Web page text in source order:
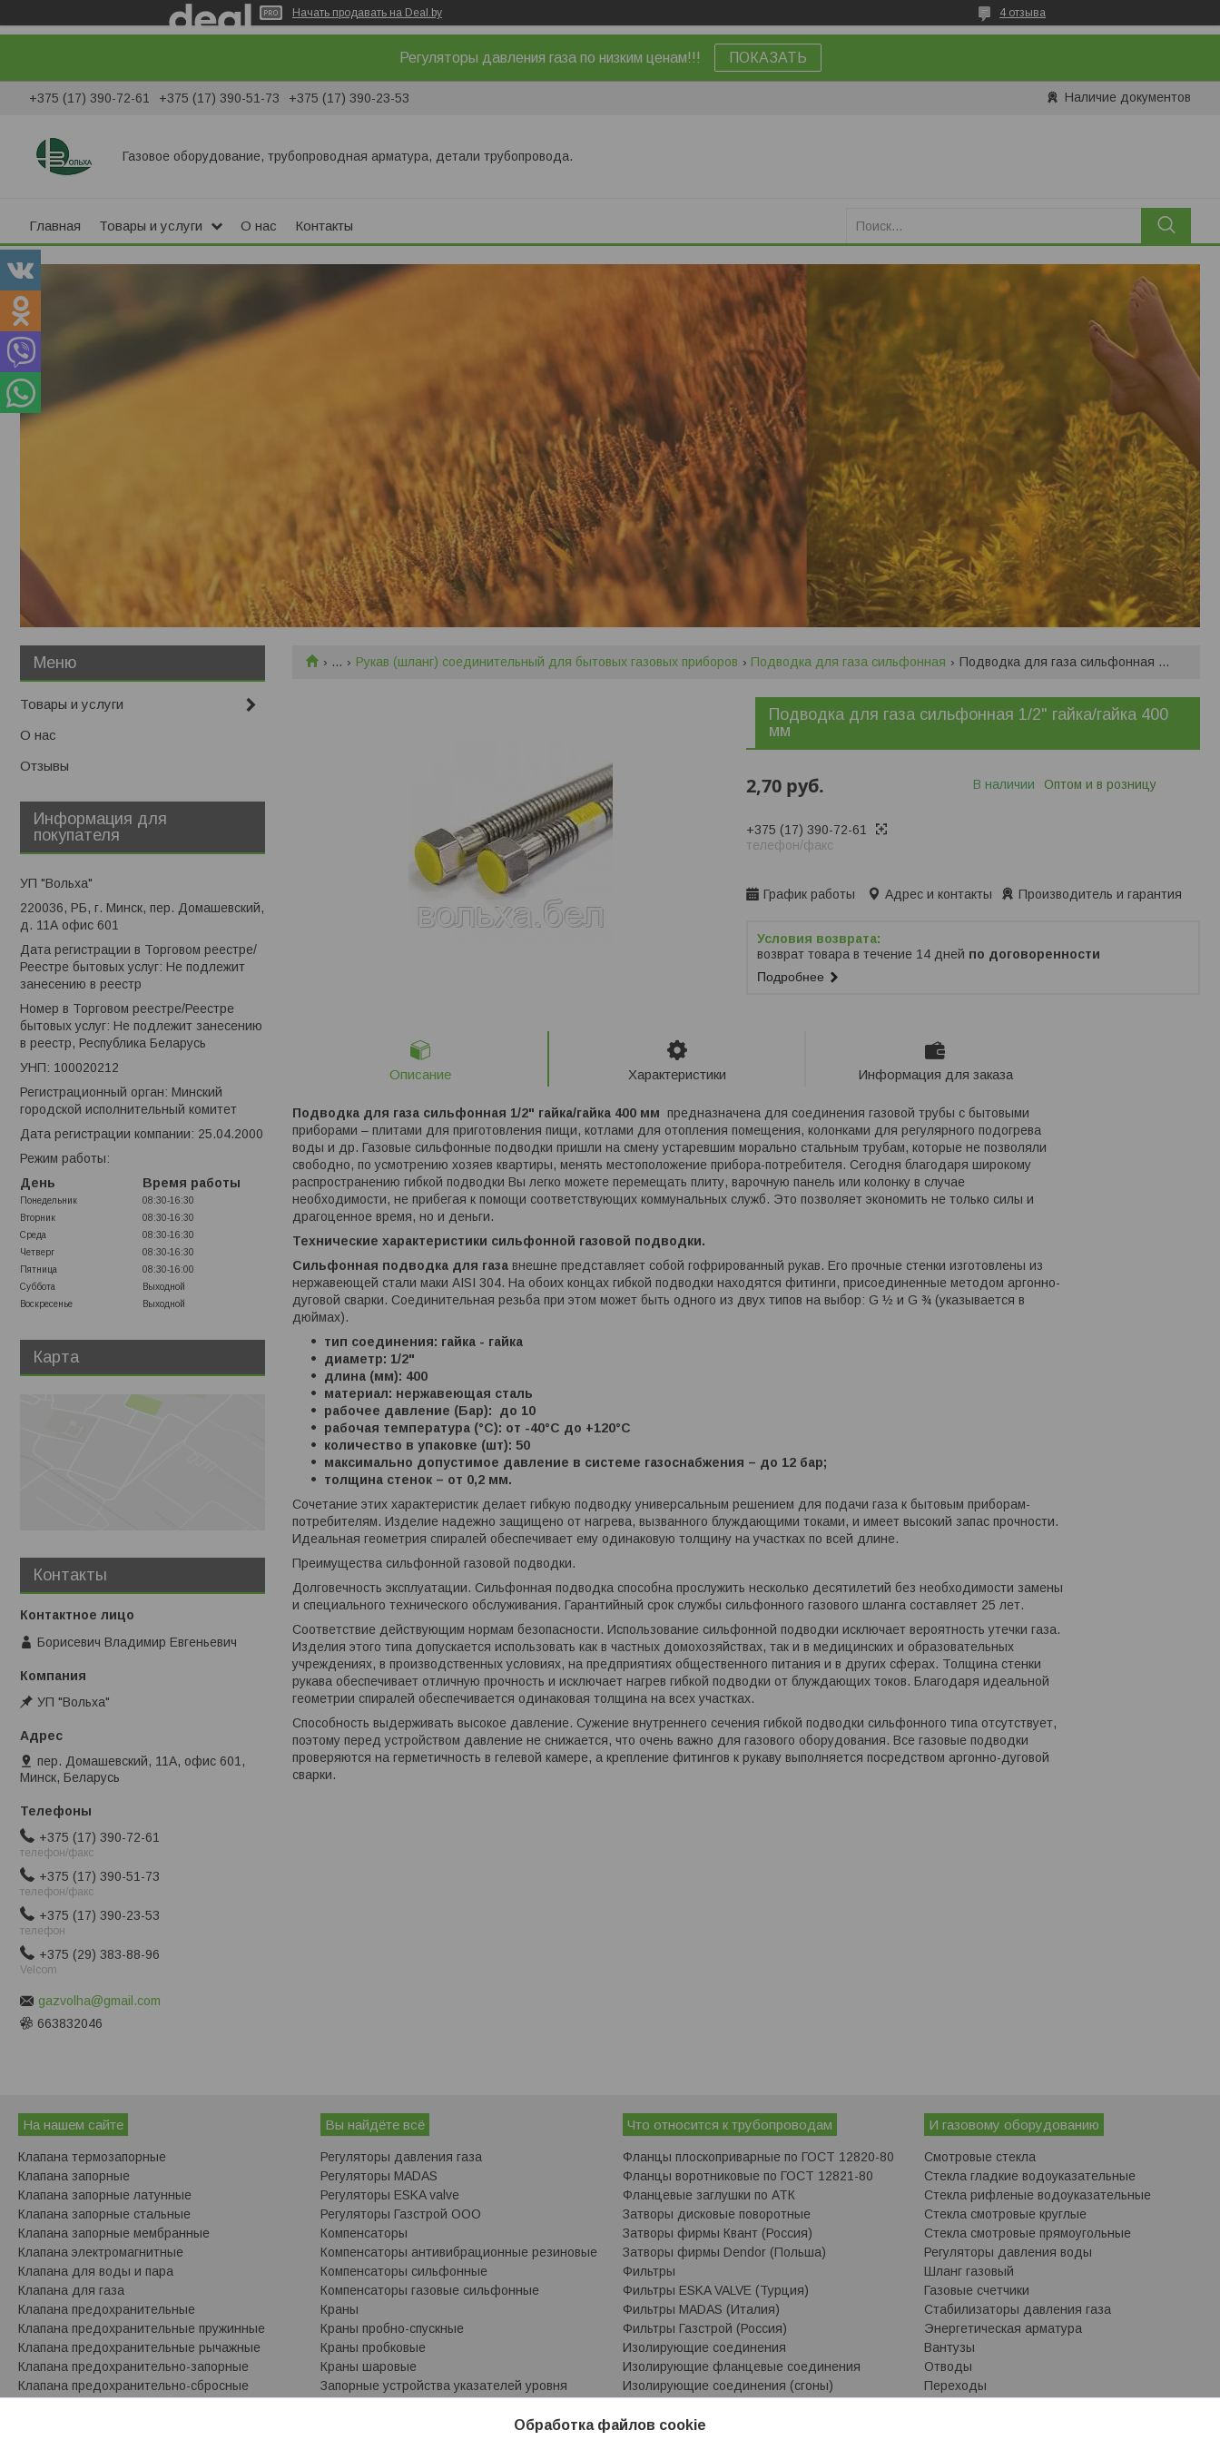
Начать продавать на Deal.by 4 отзыва
Регуляторы давления газа по низким ценам!!! ПОКАЗАТЬ
+375 (17) 390-72-61 +375 (17) 390-51-73 +375 (17) 390-23-53 Наличие документов
Газовое оборудование, трубопроводная арматура, детали трубопровода.
Главная Товары и услуги О нас Контакты
... Рукав (шланг) соединительный для бытовых газовых приборов Подводка для газа сильфонная Подводка для газа сильфонная 1/2" гайка/гайка 400 мм
Подводка для газа сильфонная 1/2" гайка/гайка 400
мм
2,70 руб. В наличии Оптом и в розницу
+375 (17) 390-72-61
телефон/факс
График работы
Адрес и контакты Производитель и гарантия
возврат товара в течение 14 дней по договоренности
Подробнее
Описание Характеристики Информация для заказа
Подводка для газа сильфонная 1/2" гайка/гайка 400 мм предназначена для соединения газовой трубы с бытовыми
приборами – плитами для приготовления пищи, котлами для отопления помещения, колонками для регулярного подогрева
воды и др. Газовые сильфонные подводки пришли на смену устаревшим морально стальным трубам, которые не позволяли
свободно, по усмотрению хозяев квартиры, менять местоположение прибора-потребителя. Сегодня благодаря широкому
распространению гибкой подводки Вы легко можете перемещать плиту, варочную панель или колонку в случае
необходимости, не прибегая к помощи соответствующих коммунальных служб. Это позволяет экономить не только силы и
драгоценное время, но и деньги.
Технические характеристики сильфонной газовой подводки.
Сильфонная подводка для газа внешне представляет собой гофрированный рукав. Его прочные стенки изготовлены из
нержавеющей стали маки AISI 304. На обоих концах гибкой подводки находятся фитинги, присоединенные методом аргонно-
дуговой сварки. Соединительная резьба при этом может быть одного из двух типов на выбор: G ½ и G ¾ (указывается в
дюймах).
тип соединения: гайка - гайка
диаметр: 1/2"
длина (мм): 400
материал: нержавеющая сталь
рабочее давление (Бар): до 10
рабочая температура (°С): от -40°C до +120°C
количество в упаковке (шт): 50
максимально допустимое давление в системе газоснабжения – до 12 бар;
толщина стенок – от 0,2 мм.
Сочетание этих характеристик делает гибкую подводку универсальным решением для подачи газа к бытовым приборам-
потребителям. Изделие надежно защищено от нагрева, вызванного блуждающими токами, и имеет высокий запас прочности.
Идеальная геометрия спиралей обеспечивает ему одинаковую толщину на участках по всей длине.
Преимущества сильфонной газовой подводки.
Долговечность эксплуатации. Сильфонная подводка способна прослужить несколько десятилетий без необходимости замены
и специального технического обслуживания. Гарантийный срок службы сильфонного газового шланга составляет 25 лет.
Соответствие действующим нормам безопасности. Использование сильфонной подводки исключает вероятность утечки газа.
Изделия этого типа допускается использовать как в частных домохозяйствах, так и в медицинских и образовательных
учреждениях, в производственных условиях, на предприятиях общественного питания и в других сферах. Толщина стенки
рукава обеспечивает отличную прочность и исключает нагрев гибкой подводки от блуждающих токов. Благодаря идеальной
геометрии спиралей обеспечивается одинаковая толщина на всех участках.
Способность выдерживать высокое давление. Сужение внутреннего сечения гибкой подводки сильфонного типа отсутствует,
поэтому перед устройством давление не снижается, что очень важно для газового оборудования. Все газовые подводки
проверяются на герметичность в гелевой камере, а крепление фитингов к рукаву выполняется посредством аргонно-дуговой
сварки.
Товары и услуги
О нас
Отзывы
Информация для
покупателя
УП "Вольха"
220036, РБ, г. Минск, пер. Домашевский,
д. 11А офис 601
Дата регистрации в Торговом реестре/
Реестре бытовых услуг: Не подлежит
занесению в реестр
Номер в Торговом реестре/Реестре
бытовых услуг: Не подлежит занесению
в реестр, Республика Беларусь
УНП: 100020212
Регистрационный орган: Минский
городской исполнительный комитет
Дата регистрации компании: 25.04.2000
Режим работы:
День
Время работы
Понедельник
08:30-16:30
Вторник
08:30-16:30
Среда
08:30-16:30
Четверг
08:30-16:30
Пятница
08:30-16:00
Суббота
Выходной
Воскресенье
Выходной
Карта
Контакты
Борисевич Владимир Евгеньевич
УП "Вольха"
пер. Домашевский, 11А, офис 601,
Минск, Беларусь
+375 (17) 390-72-61
телефон/факс
+375 (17) 390-51-73
телефон/факс
+375 (17) 390-23-53
телефон
+375 (29) 383-88-96
Velcom
gazvolha@gmail.com
663832046
На нашем сайте
Клапана термозапорные
Клапана запорные
Клапана запорные латунные
Клапана запорные стальные
Клапана запорные мембранные
Клапана электромагнитные
Клапана для воды и пара
Клапана для газа
Клапана предохранительные
Клапана предохранительные пружинные
Клапана предохранительные рычажные
Клапана предохранительно-запорные
Клапана предохранительно-сбросные
Вы найдёте всё
Регуляторы давления газа
Регуляторы MADAS
Регуляторы ESKA valve
Регуляторы Газстрой ООО
Компенсаторы
Компенсаторы антивибрационные резиновые
Компенсаторы сильфонные
Компенсаторы газовые сильфонные
Краны
Краны пробно-спускные
Краны пробковые
Краны шаровые
Запорные устройства указателей уровня
Что относится к трубопроводам
Фланцы плоскоприварные по ГОСТ 12820-80
Фланцы воротниковые по ГОСТ 12821-80
Фланцевые заглушки по АТК
Затворы дисковые поворотные
Затворы фирмы Квант (Россия)
Затворы фирмы Dendor (Польша)
Фильтры
Фильтры ESKA VALVE (Турция)
Фильтры MADAS (Италия)
Фильтры Газстрой (Россия)
Изолирующие соединения
Изолирующие фланцевые соединения
Изолирующие соединения (сгоны)
Трубки кварцевые
И газовому оборудованию
Смотровые стекла
Стекла гладкие водоуказательные
Стекла рифленые водоуказательные
Стекла смотровые круглые
Стекла смотровые прямоугольные
Регуляторы давления воды
Шланг газовый
Газовые счетчики
Стабилизаторы давления газа
Энергетическая арматура
Вантузы
Отводы
Переходы
Обработка файлов cookie